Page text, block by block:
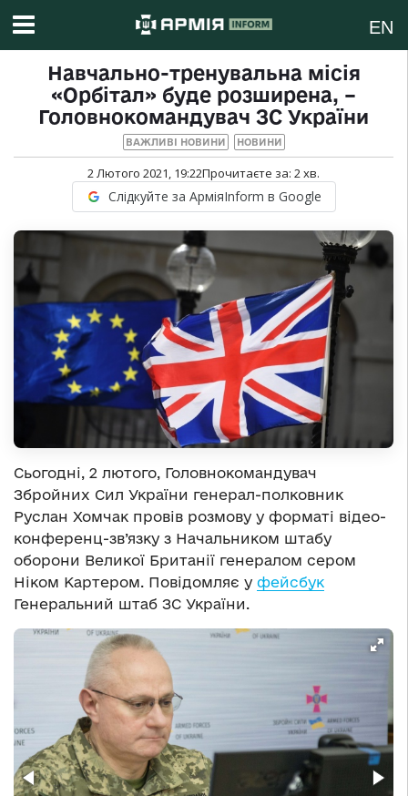
EN
Навчально-тренувальна місія
«Орбітал» буде розширена, –
Головнокомандувач ЗС України
ВАЖЛИВІ НОВИНИ НОВИНИ
2 Лютого 2021, 19:22Прочитаєте за: 2хв.
Слідкуйте за АрміяInform в Google
Сьогодні, 2 лютого, Головнокомандувач
Збройних Сил України генерал-полковник
Руслан Хомчак провів розмову у форматі відео-
конференц-зв’язку з Начальником штабу
оборони Великої Британії генералом сером
Ніком Картером. Повідомляє у фейсбук
Генеральний штаб ЗС України.